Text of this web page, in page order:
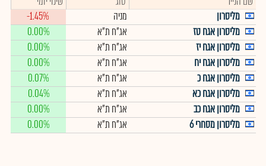
מליסרון
מניה
-1.45%
מליסרון אגח טז
אג"ח ת"א
0.00%
מליסרון אגח יז
אג"ח ת"א
0.00%
מליסרון אגח יח
אג"ח ת"א
0.00%
מליסרון אגח כ
אג"ח ת"א
0.07%
מליסרון אגח כא
אג"ח ת"א
0.04%
מליסרון אגח כב
אג"ח ת"א
0.00%
מליסרון מסחרי 6
אג"ח ת"א 0.00%